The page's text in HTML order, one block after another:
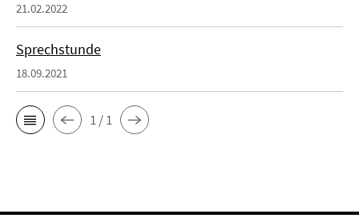
21.02.2022
Sprechstunde
18.09.2021
1 / 1